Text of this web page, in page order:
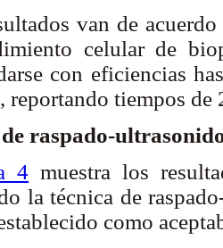
van de
celular de
con eficiencias
reportando tiempos
raspado-
4 muestra los
la técnica de
como